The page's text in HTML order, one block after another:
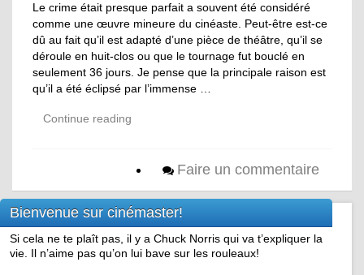
Le crime était presque parfait a souvent été considéré
comme une œuvre mineure du cinéaste. Peut-être est-ce
dû au fait qu’il est adapté d’une pièce de théâtre, qu’il se
déroule en huit-clos ou que le tournage fut bouclé en
seulement 36 jours. Je pense que la principale raison est
qu’il a été éclipsé par l’immense …
Continue reading
Faire un commentaire
Bienvenue sur cinémaster!
Si cela ne te plaît pas, il y a Chuck Norris qui va t’expliquer la
vie. Il n’aime pas qu’on lui bave sur les rouleaux!